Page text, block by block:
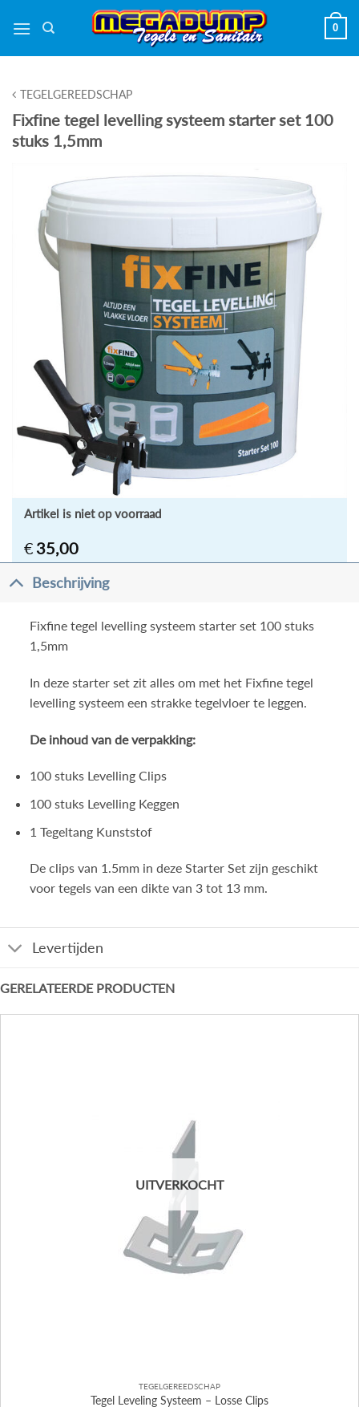
naar
0
TEGELGEREEDSCHAP
Fixfine tegel levelling systeem starter set 100
stuks 1,5mm
€ 35,00
Artikel is niet op voorraad
Beschrijving
Fixfine tegel levelling systeem starter set 100 stuks
1,5mm
In deze starter set zit alles om met het Fixfine tegel
levelling systeem een strakke tegelvloer te leggen.
De inhoud van de verpakking:
100 stuks Levelling Clips
100 stuks Levelling Keggen
1 Tegeltang Kunststof
De clips van 1.5mm in deze Starter Set zijn geschikt
voor tegels van een dikte van 3 tot 13 mm.
Levertijden
GERELATEERDE PRODUCTEN
UITVERKOCHT
TEGELGEREEDSCHAP
Tegel Leveling Systeem – Losse Clips